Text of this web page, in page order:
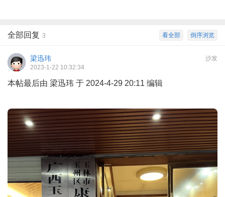
倒序浏览
看全部
全部回复 3
沙发
梁迅玮
2023-1-22 10:32:34
本帖最后由 梁迅玮 于 2024-4-29 20:11 编辑